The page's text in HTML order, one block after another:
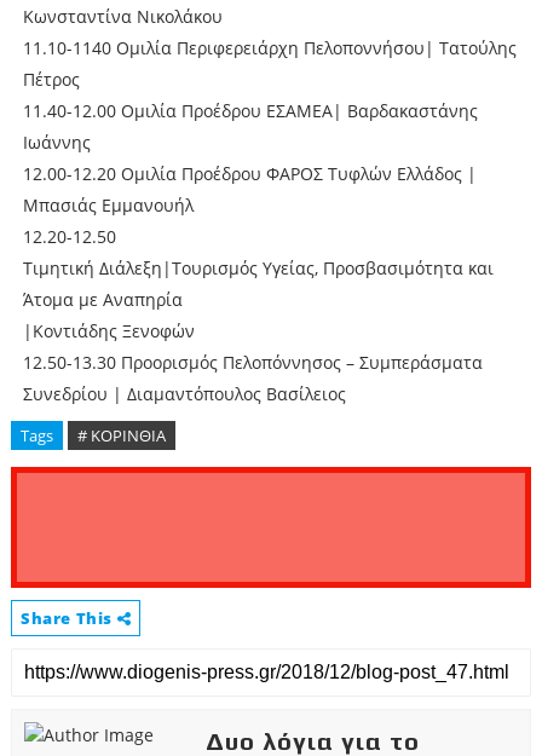
Κωνσταντίνα Νικολάκου
11.10-1140 Ομιλία Περιφερειάρχη Πελοποννήσου| Τατούλης
Πέτρος
11.40-12.00 Ομιλία Προέδρου ΕΣΑΜΕΑ| Βαρδακαστάνης
Ιωάννης
12.00-12.20 Ομιλία Προέδρου ΦΑΡΟΣ Τυφλών Ελλάδος |
Μπασιάς Εμμανουήλ
12.20-12.50
Τιμητική Διάλεξη|Τουρισμός Υγείας, Προσβασιμότητα και
Άτομα με Αναπηρία
|Κοντιάδης Ξενοφών
12.50-13.30 Προορισμός Πελοπόννησος – Συμπεράσματα
Συνεδρίου | Διαμαντόπουλος Βασίλειος
Tags # ΚΟΡΙΝΘΙΑ
Share This
Δυο λόγια για το